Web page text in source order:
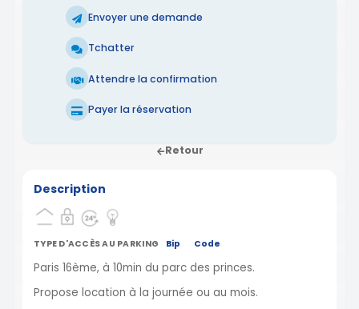
Envoyer une demande
Tchatter
Attendre la confirmation
Payer la réservation
Retour
Description
TYPE D'ACCÈS AU PARKING Bip Code
Paris 16ème, à 10min du parc des princes.
Propose location à la journée ou au mois.